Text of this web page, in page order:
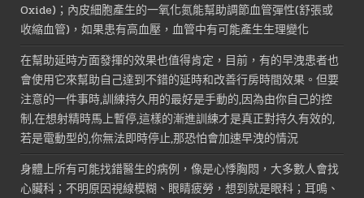
Oxide)；內皮細胞產生的一氧化氮能幫助調節血管彈性(舒張或
收縮血管)，如果患有高血壓，血管中有可能產生生理變化
在幫助延時方面發揮的效果也值得肯定，目前，有的早洩患者也
會使用它來幫助自己達到不錯的延時和改善行房時間效果。但要
注意的一件事時,訓練持久用的最好是手動的,因為由你自己的控
制,在想射精時馬上暫停,這樣的漸進訓練才是真正對持久有效的,
若是電動型的,你無法即時停止,那恐怕會加速早洩的情況
身體上所有可能找錯醫生的病例，像是心悸胸悶，大多數人會找
心臟科；不明原因視線模糊、眼睛疲勞，想到就是眼科；耳鳴、